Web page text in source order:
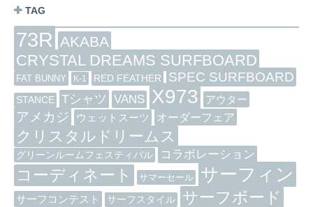
TAG
73R AKABA
CRYSTAL DREAMS SURFBOARD
FAT BUNNY K-1 RED FEATHER SPEC SURFBOARD
STANCE Tシャツ VANS X973 アウター
アメカジ ウェットスーツ オーダーフェア
クリスタルドリームス
グリーンルームフェスティバル コラボレーション
コーディネート サマーセール サーフィン
サーフコンテスト サーフスタイル サーフボード